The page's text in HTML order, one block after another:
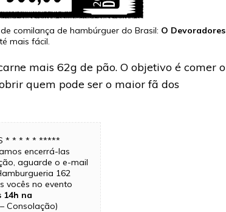
comilança de hambúrguer do Brasil: O Devoradores
mais fácil.
mais 62g de pão. O objetivo é comer o
quem pode ser o maior fã dos
* * * * * *****
encerrá-las
aguarde o e-mail
162
vocês no evento
14h na
Consolação)